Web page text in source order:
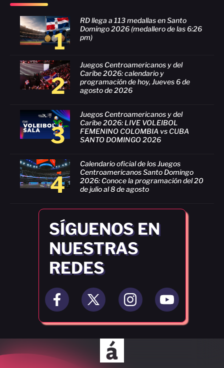
1
RD llega a 113 medallas en Santo
Domingo 2026 (medallero de las 6:26
pm)
2
Juegos Centroamericanos y del
Caribe 2026: calendario y
programación de hoy, Jueves 6 de
agosto de 2026
3
Juegos Centroamericanos y del
Caribe 2026: LIVE VOLEIBOL
FEMENINO COLOMBIA vs CUBA
SANTO DOMINGO 2026
4
Calendario oficial de los Juegos
Centroamericanos Santo Domingo
2026: Conoce la programación del 20
de julio al 8 de agosto
SÍGUENOS EN
NUESTRAS
REDES